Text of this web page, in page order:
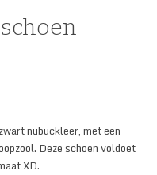
nubuckleer, met een
Deze schoen voldoet
XD.